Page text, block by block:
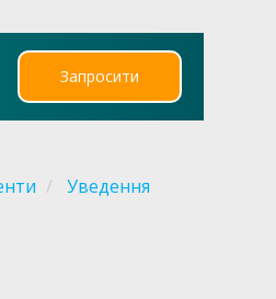
Запросити
Уведення